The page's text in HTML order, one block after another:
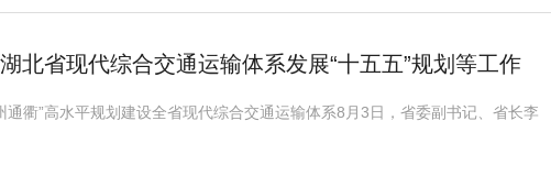
北省现代综合交通运输体系发展“十五五”规划等工作
衢”高水平规划建设全省现代综合交通运输体系8月3日，省委副书记、省长李